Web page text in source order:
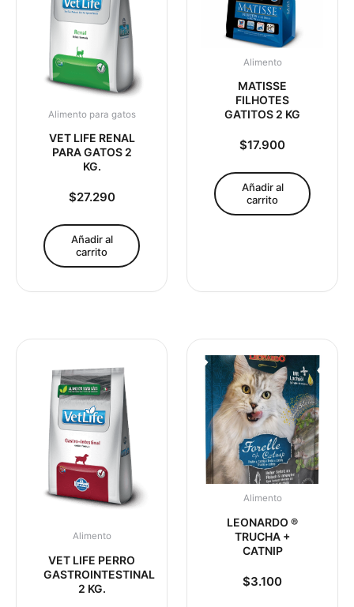
Alimento para gatos
VET LIFE RENAL
PARA GATOS 2
KG.
$27.290
Añadir al
carrito
Alimento
MATISSE
FILHOTES
GATITOS 2 KG
$17.900
Añadir al
carrito
Alimento
VET LIFE PERRO
GASTROINTESTINAL
2 KG.
Alimento
LEONARDO ®
TRUCHA +
CATNIP
$3.100